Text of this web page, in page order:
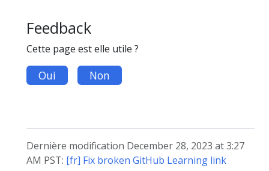
Feedback
Cette page est elle utile ?
Oui Non
Dernière modification December 28, 2023 at 3:27
AM PST: [fr] Fix broken GitHub Learning link